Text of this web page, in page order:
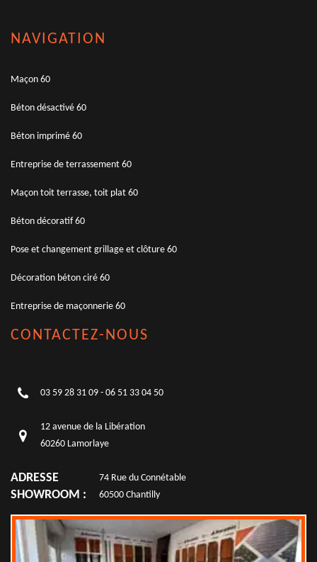
NAVIGATION
Maçon 60
Béton désactivé 60
Béton imprimé 60
Entreprise de terrassement 60
Maçon toit terrasse, toit plat 60
Béton décoratif 60
Pose et changement grillage et clôture 60
Décoration béton ciré 60
Entreprise de maçonnerie 60
CONTACTEZ-NOUS
03 59 28 31 09 - 06 51 33 04 50
12 avenue de la Libération
60260 Lamorlaye
ADRESSE
SHOWROOM :
74 Rue du Connétable
60500 Chantilly